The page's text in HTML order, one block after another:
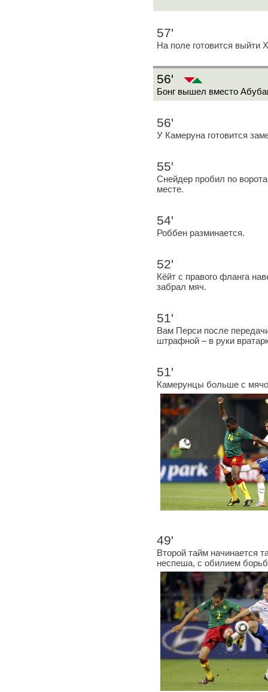
57'
На поле готовится выйти
56'
Бонг вышел вместо
56'
У Камеруна готовится
55'
Снейдер пробил по
месте.
54'
Роббен разминается.
52'
Кёйт с правого фланга
забрал мяч.
51'
Вам Перси после
штрафной – в руки
51'
Камерунцы больше с
49'
Второй тайм начинается
неспеша, с обилием